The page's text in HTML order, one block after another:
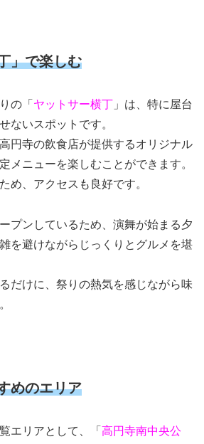
」で楽しむ
の「 ヤットサー横丁 」は、特に屋台
ないスポットです。
円寺の飲食店が提供するオリジナル
メニューを楽しむことができます。
め、アクセスも良好です。
プンしているため、演舞が始まる夕
を避けながらじっくりとグルメを堪
だけに、祭りの熱気を感じながら味
めのエリア
エリアとして、「 高円寺南中央公